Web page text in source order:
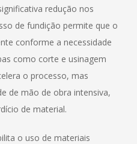
redução nos
de fundição permite que o
conforme a necessidade
como corte e usinagem
o processo, mas
de mão de obra intensiva,
de material.
o uso de materiais